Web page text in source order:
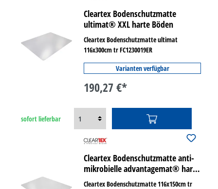
Cleartex Bodenschutzmatte
ultimat® XXL harte Böden
Cleartex Bodenschutzmatte ultimat
116x300cm tr FC1230019ER
Varianten verfügbar
190,27 €*
sofort lieferbar
Cleartex Bodenschutzmatte anti-
mikrobielle advantagemat® harte
Böden
Cleartex Bodenschutzmatte 116x150cm tr